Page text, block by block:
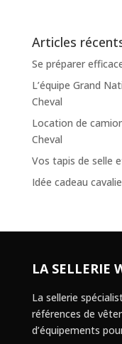
Articles
Se préparer
L’équipe Grand
Cheval
Location de
Cheval
Vos tapis de selle
Idée cadeau
LA SELLERIE
La sellerie
références de
d’équipements